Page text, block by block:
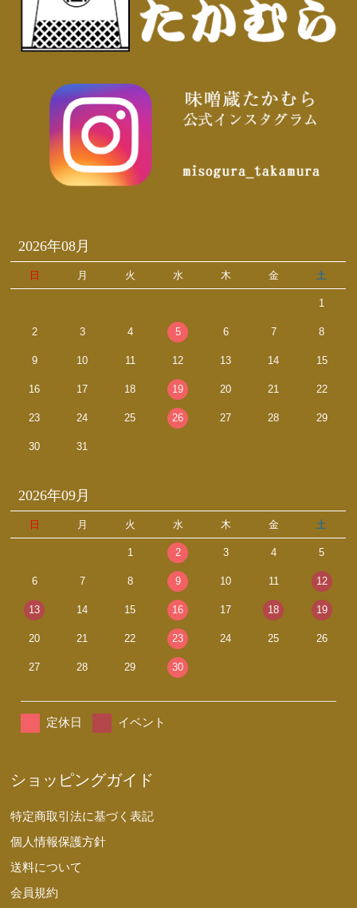
2026年08月
日 月 火 水 木 金 土
1
2 3 4 5 6 7 8
9 10 11 12 13 14 15
16 17 18 19 20 21 22
23 24 25 26 27 28 29
30 31
2026年09月
日 月 火 水 木 金 土
1 2 3 4 5
6 7 8 9 10 11 12
13 14 15 16 17 18 19
20 21 22 23 24 25 26
27 28 29 30
定休日 イベント
ショッピングガイド
特定商取引法に基づく表記
個人情報保護方針
送料について
会員規約